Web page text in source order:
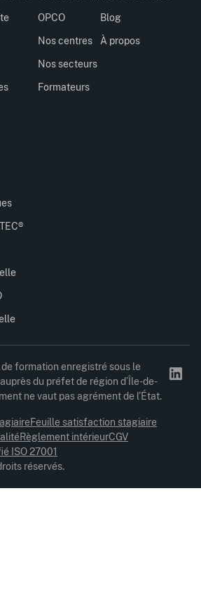
OPCO
Nos centres
Nos secteurs
Formateurs
Blog
À propos
formation enregistré sous le
du préfet de région d’Île-de-
ne vaut pas agrément de l’État.
réservés.
Feuille satisfaction stagiaire
Règlement intérieurCGV
ISO 27001